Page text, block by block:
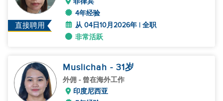
直接聘用
4年经验
从 04日10月2026年 | 全职
非常活跃
Muslichah - 31岁
外佣 - 曾在海外工作
印度尼西亚